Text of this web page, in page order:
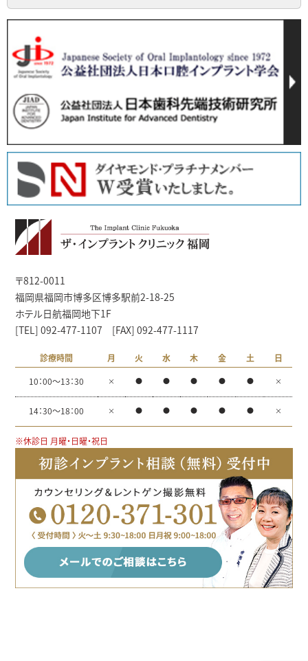
〒812-0011
福岡県福岡市博多区博多駅前2-18-25
ホテル日航福岡地下1F
[TEL] 092-477-1107 [FAX] 092-477-1117
診療時間 月 火 水 木 金 土
日
10：00～13：30
× ● ● ● ● ● ×
14：30～18：00 × ● ● ● ● ● ×
※休診日 月曜・日曜・祝日